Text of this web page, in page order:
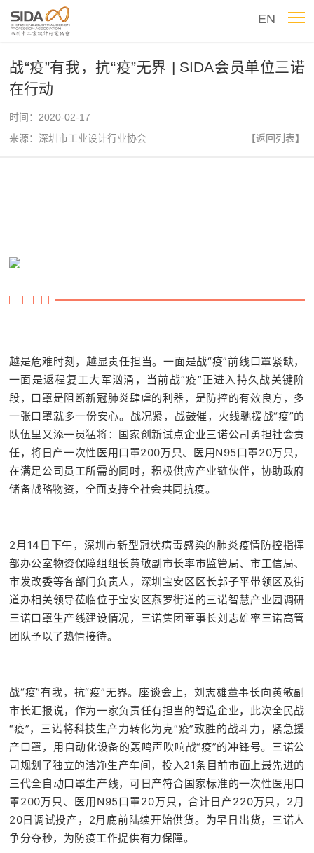
EN
战“疫”有我，抗“疫”无界 | SIDA会员单位三诺
在行动
时间：2020-02-17
来源：深圳市工业设计行业协会
【返回列表】
越是危难时刻，越显责任担当。一面是战“疫”前线口罩紧缺，
一面是返程复工大军汹涌，当前战“疫”正进入持久战关键阶
段，口罩是阻断新冠肺炎肆虐的利器，是防控的有效良方，多
一张口罩就多一份安心。战况紧，战鼓催，火线驰援战“疫”的
队伍里又添一员猛将： 国家创新试点企业三诺公司勇担社会责
任，将日产一次性医用口罩200万只、医用N95口罩20万只，
在满足公司员工所需的同时，积极供应产业链伙伴，协助政府
储备战略物资，全面支持全社会共同抗疫。
2月14日下午，深圳市新型冠状病毒感染的肺炎疫情防控指挥
部办公室物资保障组组长黄敏副市长率市监管局、市工信局、
市发改委等各部门负责人， 深圳宝安区区长郭子平带领区及街
道办相关领导莅临位于宝安区燕罗街道的三诺智慧产业园调研
三诺口罩生产线建设情况， 三诺集团董事长刘志雄率三诺高管
团队予以了热情接待。
战“疫”有我，抗“疫”无界。座谈会上，刘志雄董事长向黄敏副
市长汇报说，作为一家负责任有担当的智造企业，此次全民战
“疫”，三诺将科技生产力转化为克“疫”致胜的战斗力，紧急援
产口罩，用自动化设备的轰鸣声吹响战“疫”的冲锋号。 三诺公
司规划了独立的洁净生产车间，投入21条目前市面上最先进的
三代全自动口罩生产线，可日产符合国家标准的一次性医用口
罩200万只、医用N95口罩20万只，合计日产220万只，2月
20日调试投产，2月底前陆续开始供货。 为早日出货，三诺人
争分夺秒，为防疫工作提供有力保障。